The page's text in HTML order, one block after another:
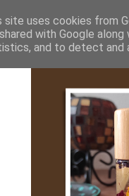
site uses cookies from
with Google
and to detect and